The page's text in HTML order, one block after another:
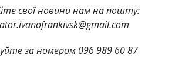
свої новини нам на пошту:
за номером 096 989 60 87